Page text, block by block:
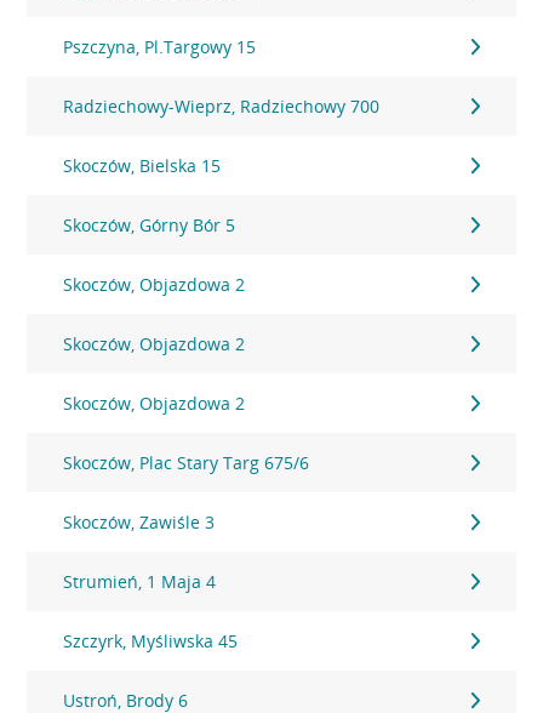
Pszczyna, Pl.Targowy 15
Radziechowy-Wieprz, Radziechowy 700
Skoczów, Bielska 15
Skoczów, Górny Bór 5
Skoczów, Objazdowa 2
Skoczów, Objazdowa 2
Skoczów, Objazdowa 2
Skoczów, Plac Stary Targ 675/6
Skoczów, Zawiśle 3
Strumień, 1 Maja 4
Szczyrk, Myśliwska 45
Ustroń, Brody 6